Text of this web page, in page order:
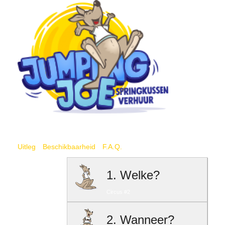
Uitleg Beschikbaarheid F.A.Q.
1. Welke?
2. Wanneer?